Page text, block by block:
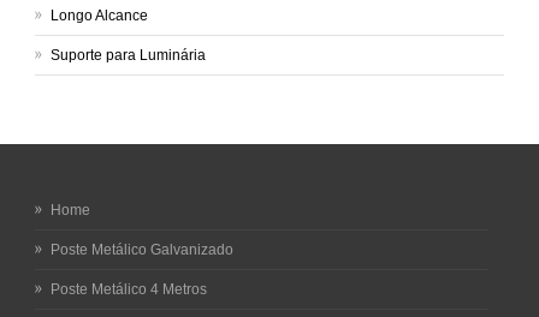
Longo Alcance
Suporte para Luminária
Home
Poste Metálico Galvanizado
Poste Metálico 4 Metros